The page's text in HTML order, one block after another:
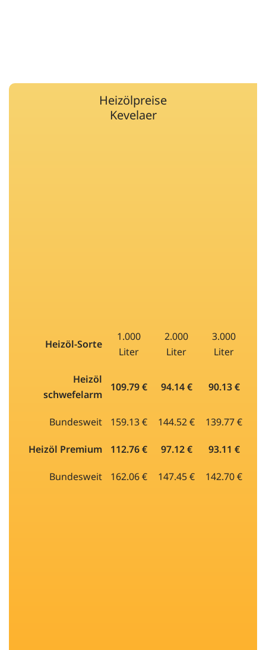
Heizölpreise
Kevelaer
Heizöl-Sorte
1.000
Liter
2.000
Liter
3.000
Liter
Heizöl
schwefelarm
109.79 € 94.14 € 90.13 €
Bundesweit 159.13 € 144.52 € 139.77 €
Heizöl Premium 112.76 € 97.12 € 93.11 €
Bundesweit 162.06 € 147.45 € 142.70 €